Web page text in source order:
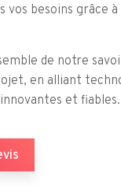
vos besoins grâce
de notre
en alliant
et fiables.